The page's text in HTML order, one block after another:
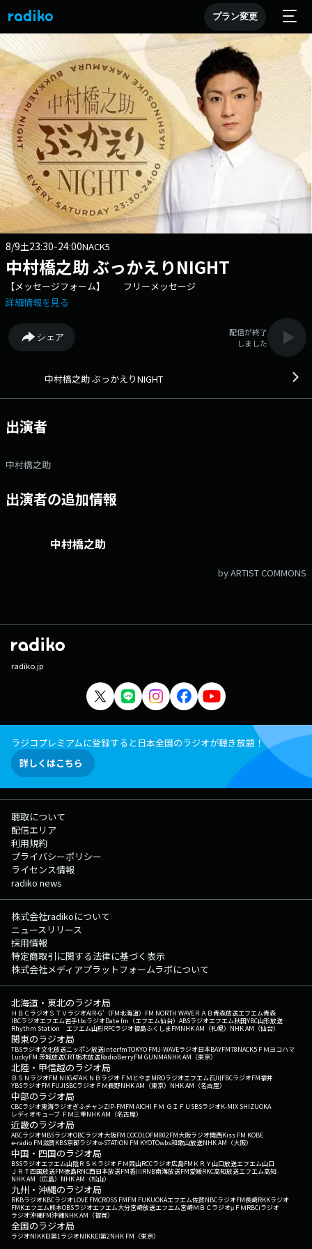
プラン変更
8/9土23:30-24:00NACK5
中村橋之助 ぶっかえりNIGHT
【メッセージフォーム】 フリーメッセージ
詳細情報を見る
シェア
配信が終了
しました
中村橋之助 ぶっかえりNIGHT
出演者
中村橋之助
出演者の追加情報
中村橋之助
by ARTIST COMMONS
radiko.jp
ラジコプレミアムに登録すると日本全国のラジオが聴き放題！
詳しくはこちら
聴取について
配信エリア
利用規約
プライバシーポリシー
ライセンス情報
radiko news
株式会社radikoについて
ニュースリリース
採用情報
特定商取引に関する法律に基づく表示
株式会社メディアプラットフォームラボについて
北海道・東北のラジオ局
ＨＢＣラジオＳＴＶラジオAIR-G'（FM北海道） FM NORTH WAVEＲＡＢ青森放送エフエム青森
IBCラジオエフエム岩手tbcラジオDate fm（エフエム仙台） ABSラジオエフエム秋田YBC山形放送
Rhythm Station エフエム山形RFCラジオ福島ふくしまFMNHK AM（札幌） NHK AM（仙台）
関東のラジオ局
TBSラジオ文化放送ニッポン放送interfmTOKYO FMJ-WAVEラジオ日本BAYFM78NACK5 ＦＭヨコハマ
LuckyFM 茨城放送CRT栃木放送RadioBerryFM GUNMANHK AM（東京）
北陸・甲信越のラジオ局
ＢＳＮラジオFM NIIGATAＫＮＢラジオ ＦＭとやまMROラジオエフエム石川FBCラジオFM福井
YBSラジオFM FUJISBCラジオ ＦＭ長野NHK AM（東京） NHK AM（名古屋）
中部のラジオ局
CBCラジオ東海ラジオぎふチャンZIP-FMFM AICHI ＦＭ ＧＩＦＵ SBSラジオK-MIX SHIZUOKA
レディオキューブ ＦＭ三重NHK AM（名古屋）
近畿のラジオ局
ABCラジオMBSラジオOBCラジオ大阪FM COCOLOFM802FM大阪ラジオ関西Kiss FM KOBE
e-radio FM滋賀KBS京都ラジオα-STATION FM KYOTOwbs和歌山放送NHK AM（大阪）
中国・四国のラジオ局
BSSラジオエフエム山陰ＲＳＫラジオ ＦＭ岡山RCCラジオ広島FM ＫＲＹ山口放送エフエム山口
ＪＲＴ四国放送FM徳島RNC西日本放送FM香川RNB南海放送FM愛媛RKC高知放送エフエム高知
NHK AM（広島） NHK AM（松山）
九州・沖縄のラジオ局
RKBラジオKBCラジオLOVE FMCROSS FMFM FUKUOKAエフエム佐賀NBCラジオFM長崎RKKラジオ
FMKエフエム熊本OBSラジオエフエム大分宮崎放送エフエム宮崎ＭＢＣラジオμＦＭRBCiラジオ
ラジオ沖縄FM沖縄NHK AM（福岡）
全国のラジオ局
ラジオNIKKEI第1ラジオNIKKEI第2NHK FM（東京）